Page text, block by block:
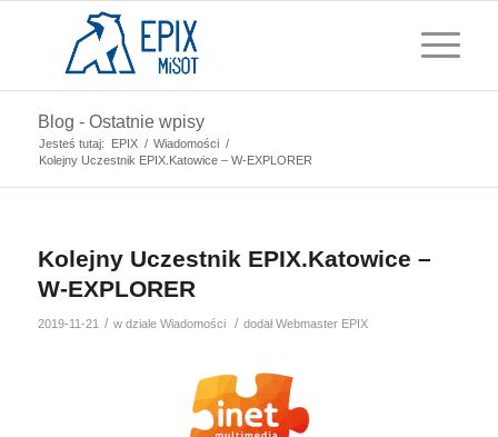
Blog - Ostatnie wpisy
Jesteś tutaj: EPIX / Wiadomości /
Kolejny Uczestnik EPIX.Katowice – W-EXPLORER
Kolejny Uczestnik EPIX.Katowice –
W-EXPLORER
2019-11-21 / w dziale Wiadomości / dodałWebmaster EPIX